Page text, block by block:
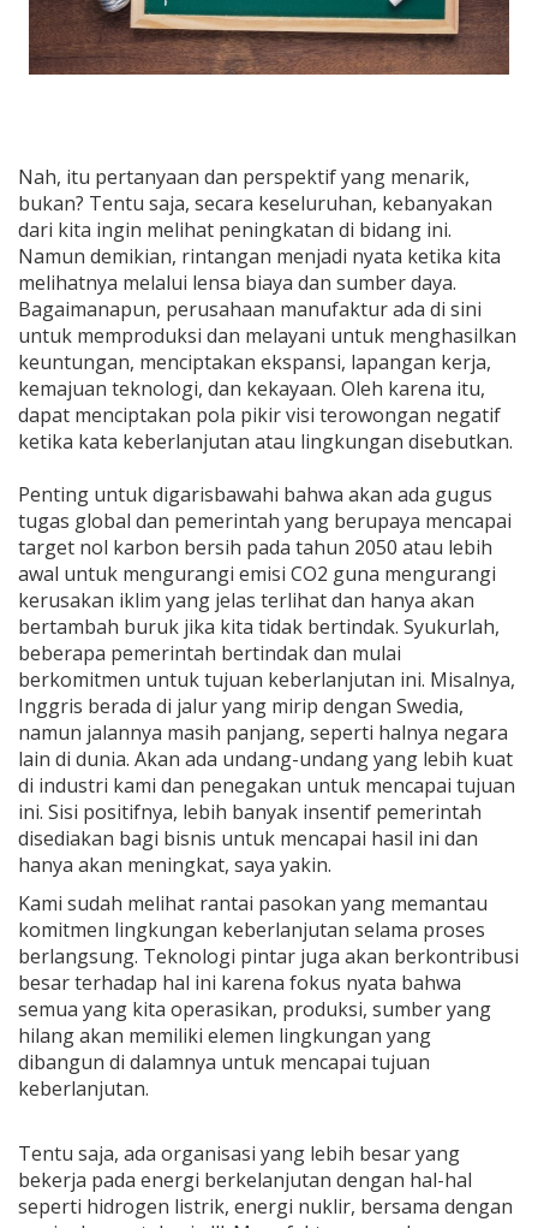
Nah, itu pertanyaan dan perspektif yang menarik,
bukan? Tentu saja, secara keseluruhan, kebanyakan
dari kita ingin melihat peningkatan di bidang ini.
Namun demikian, rintangan menjadi nyata ketika kita
melihatnya melalui lensa biaya dan sumber daya.
Bagaimanapun, perusahaan manufaktur ada di sini
untuk memproduksi dan melayani untuk menghasilkan
keuntungan, menciptakan ekspansi, lapangan kerja,
kemajuan teknologi, dan kekayaan. Oleh karena itu,
dapat menciptakan pola pikir visi terowongan negatif
ketika kata keberlanjutan atau lingkungan disebutkan.
Penting untuk digarisbawahi bahwa akan ada gugus
tugas global dan pemerintah yang berupaya mencapai
target nol karbon bersih pada tahun 2050 atau lebih
awal untuk mengurangi emisi CO2 guna mengurangi
kerusakan iklim yang jelas terlihat dan hanya akan
bertambah buruk jika kita tidak bertindak. Syukurlah,
beberapa pemerintah bertindak dan mulai
berkomitmen untuk tujuan keberlanjutan ini. Misalnya,
Inggris berada di jalur yang mirip dengan Swedia,
namun jalannya masih panjang, seperti halnya negara
lain di dunia. Akan ada undang-undang yang lebih kuat
di industri kami dan penegakan untuk mencapai tujuan
ini. Sisi positifnya, lebih banyak insentif pemerintah
disediakan bagi bisnis untuk mencapai hasil ini dan
hanya akan meningkat, saya yakin.
Kami sudah melihat rantai pasokan yang memantau
komitmen lingkungan keberlanjutan selama proses
berlangsung. Teknologi pintar juga akan berkontribusi
besar terhadap hal ini karena fokus nyata bahwa
semua yang kita operasikan, produksi, sumber yang
hilang akan memiliki elemen lingkungan yang
dibangun di dalamnya untuk mencapai tujuan
keberlanjutan.
Tentu saja, ada organisasi yang lebih besar yang
bekerja pada energi berkelanjutan dengan hal-hal
seperti hidrogen listrik, energi nuklir, bersama dengan